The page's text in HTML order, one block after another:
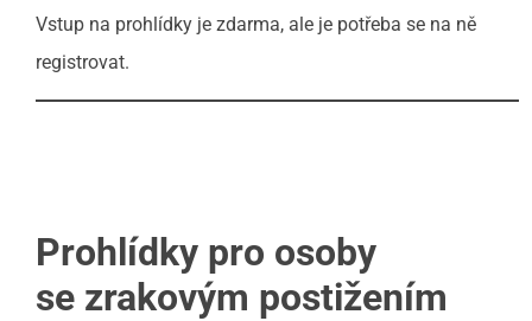
Vstup na prohlídky je zdarma, ale je potřeba se na ně
registrovat.
Prohlídky pro osoby
se zrakovým postižením